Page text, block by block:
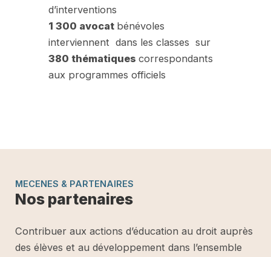
d’interventions
1 300 avocat bénévoles
interviennent dans les classes sur
380 thématiquescorrespondants
aux programmes officiels
MECENES & PARTENAIRES
Nos partenaires
Contribuer aux actions d’éducation au droit auprès
des élèves et au développement dans l’ensemble